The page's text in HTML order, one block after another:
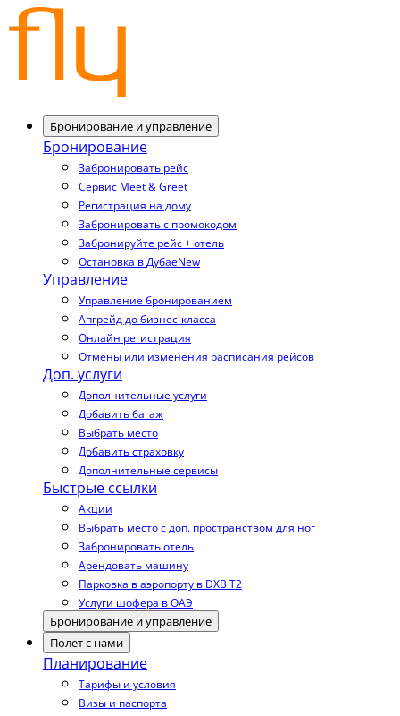
Бронирование и управление
Бронирование
Забронировать рейс
Сервис Meet & Greet
Регистрация на дому
Забронировать с промокодом
Забронируйте рейс + отель
Остановка в ДубаеNew
Управление
Управление бронированием
Апгрейд до бизнес-класса
Онлайн регистрация
Отмены или изменения расписания рейсов
Доп. услуги
Дополнительные услуги
Добавить багаж
Выбрать место
Добавить страховку
Дополнительные сервисы
Быстрые ссылки
Акции
Выбрать место с доп. пространством для ног
Забронировать отель
Арендовать машину
Парковка в аэропорту в DXB T2
Услуги шофера в ОАЭ
Бронирование и управление
Полет с нами
Планирование
Тарифы и условия
Визы и паспорта